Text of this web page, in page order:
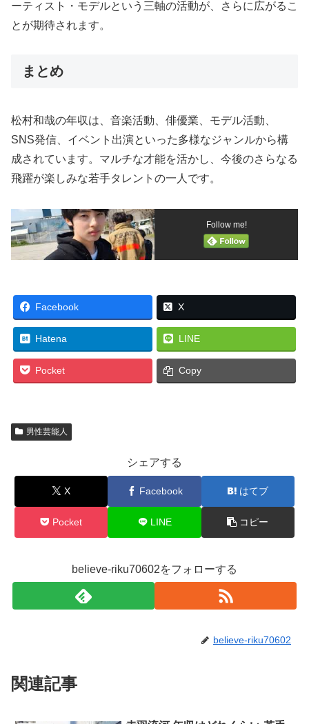
ーティスト・モデルという三軸の活動が、さらに広がるこ
とが期待されます。
まとめ
松村和哉の年収は、音楽活動、俳優業、モデル活動、
SNS発信、イベント出演といった多様なジャンルから構
成されています。マルチな才能を活かし、今後のさらなる
飛躍が楽しみな若手タレントの一人です。
Follow me!
Facebook X
Hatena LINE
Pocket Copy
男性芸能人
シェアする
X Facebook はてブ
Pocket LINE コピー
believe-riku70602をフォローする
believe-riku70602
関連記事